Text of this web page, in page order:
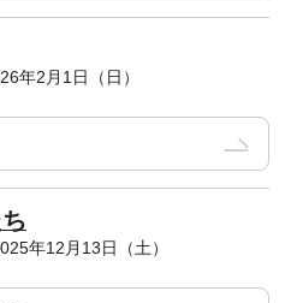
年2月1日（日）
年12月13日（土）